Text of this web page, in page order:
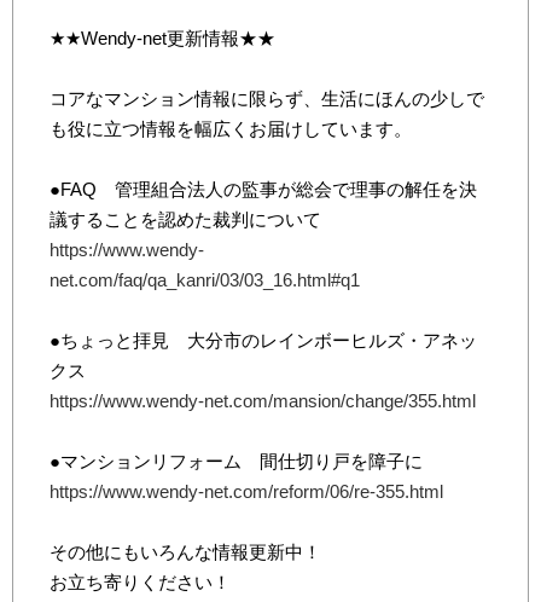
★★Wendy-net更新情報★★
コアなマンション情報に限らず、生活にほんの少しで
も役に立つ情報を幅広くお届けしています。
●FAQ 管理組合法人の監事が総会で理事の解任を決
議することを認めた裁判について
https://www.wendy-
net.com/faq/qa_kanri/03/03_16.html#q1
●ちょっと拝見 大分市のレインボーヒルズ・アネッ
クス
https://www.wendy-net.com/mansion/change/355.html
●マンションリフォーム 間仕切り戸を障子に
https://www.wendy-net.com/reform/06/re-355.html
その他にもいろんな情報更新中！
お立ち寄りください！